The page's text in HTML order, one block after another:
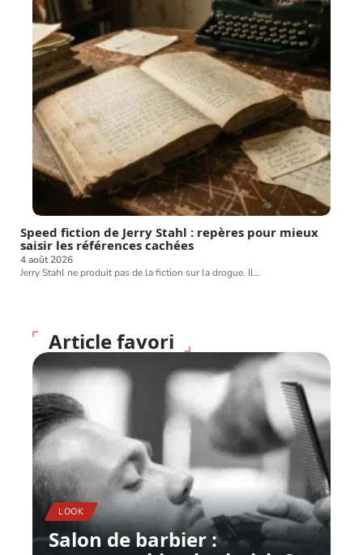
Speed fiction de Jerry Stahl : repères pour mieux
saisir les références cachées
4 août 2026
Jerry Stahl ne produit pas de la fiction sur la drogue. Il…
Article favori
LOOK
Salon de barbier :